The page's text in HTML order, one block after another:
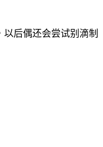
后偶还会尝试别滴制